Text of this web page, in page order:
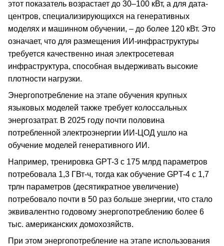
этот показатель возрастает до 30–100 кВт, а для дата-
центров, специализирующихся на генеративных
моделях и машинном обучении, – до более 120 кВт. Это
означает, что для размещения ИИ-инфраструктуры
требуется качественно иная электросетевая
инфраструктура, способная выдерживать высокие
плотности нагрузки.
Энергопотребление на этапе обучения крупных
языковых моделей также требует колоссальных
энергозатрат. В 2025 году почти половина
потребленной электроэнергии ИИ-ЦОД ушло на
обучение моделей генеративного ИИ.
Например, тренировка GPT-3 с 175 млрд параметров
потребовала 1,3 ГВт-ч, тогда как обучение GPT-4 с 1,7
трлн параметров (десятикратное увеличение)
потребовало почти в 50 раз больше энергии, что стало
эквивалентно годовому энергопотреблению более 6
тыс. американских домохозяйств.
При этом энергопотребление на этапе использования